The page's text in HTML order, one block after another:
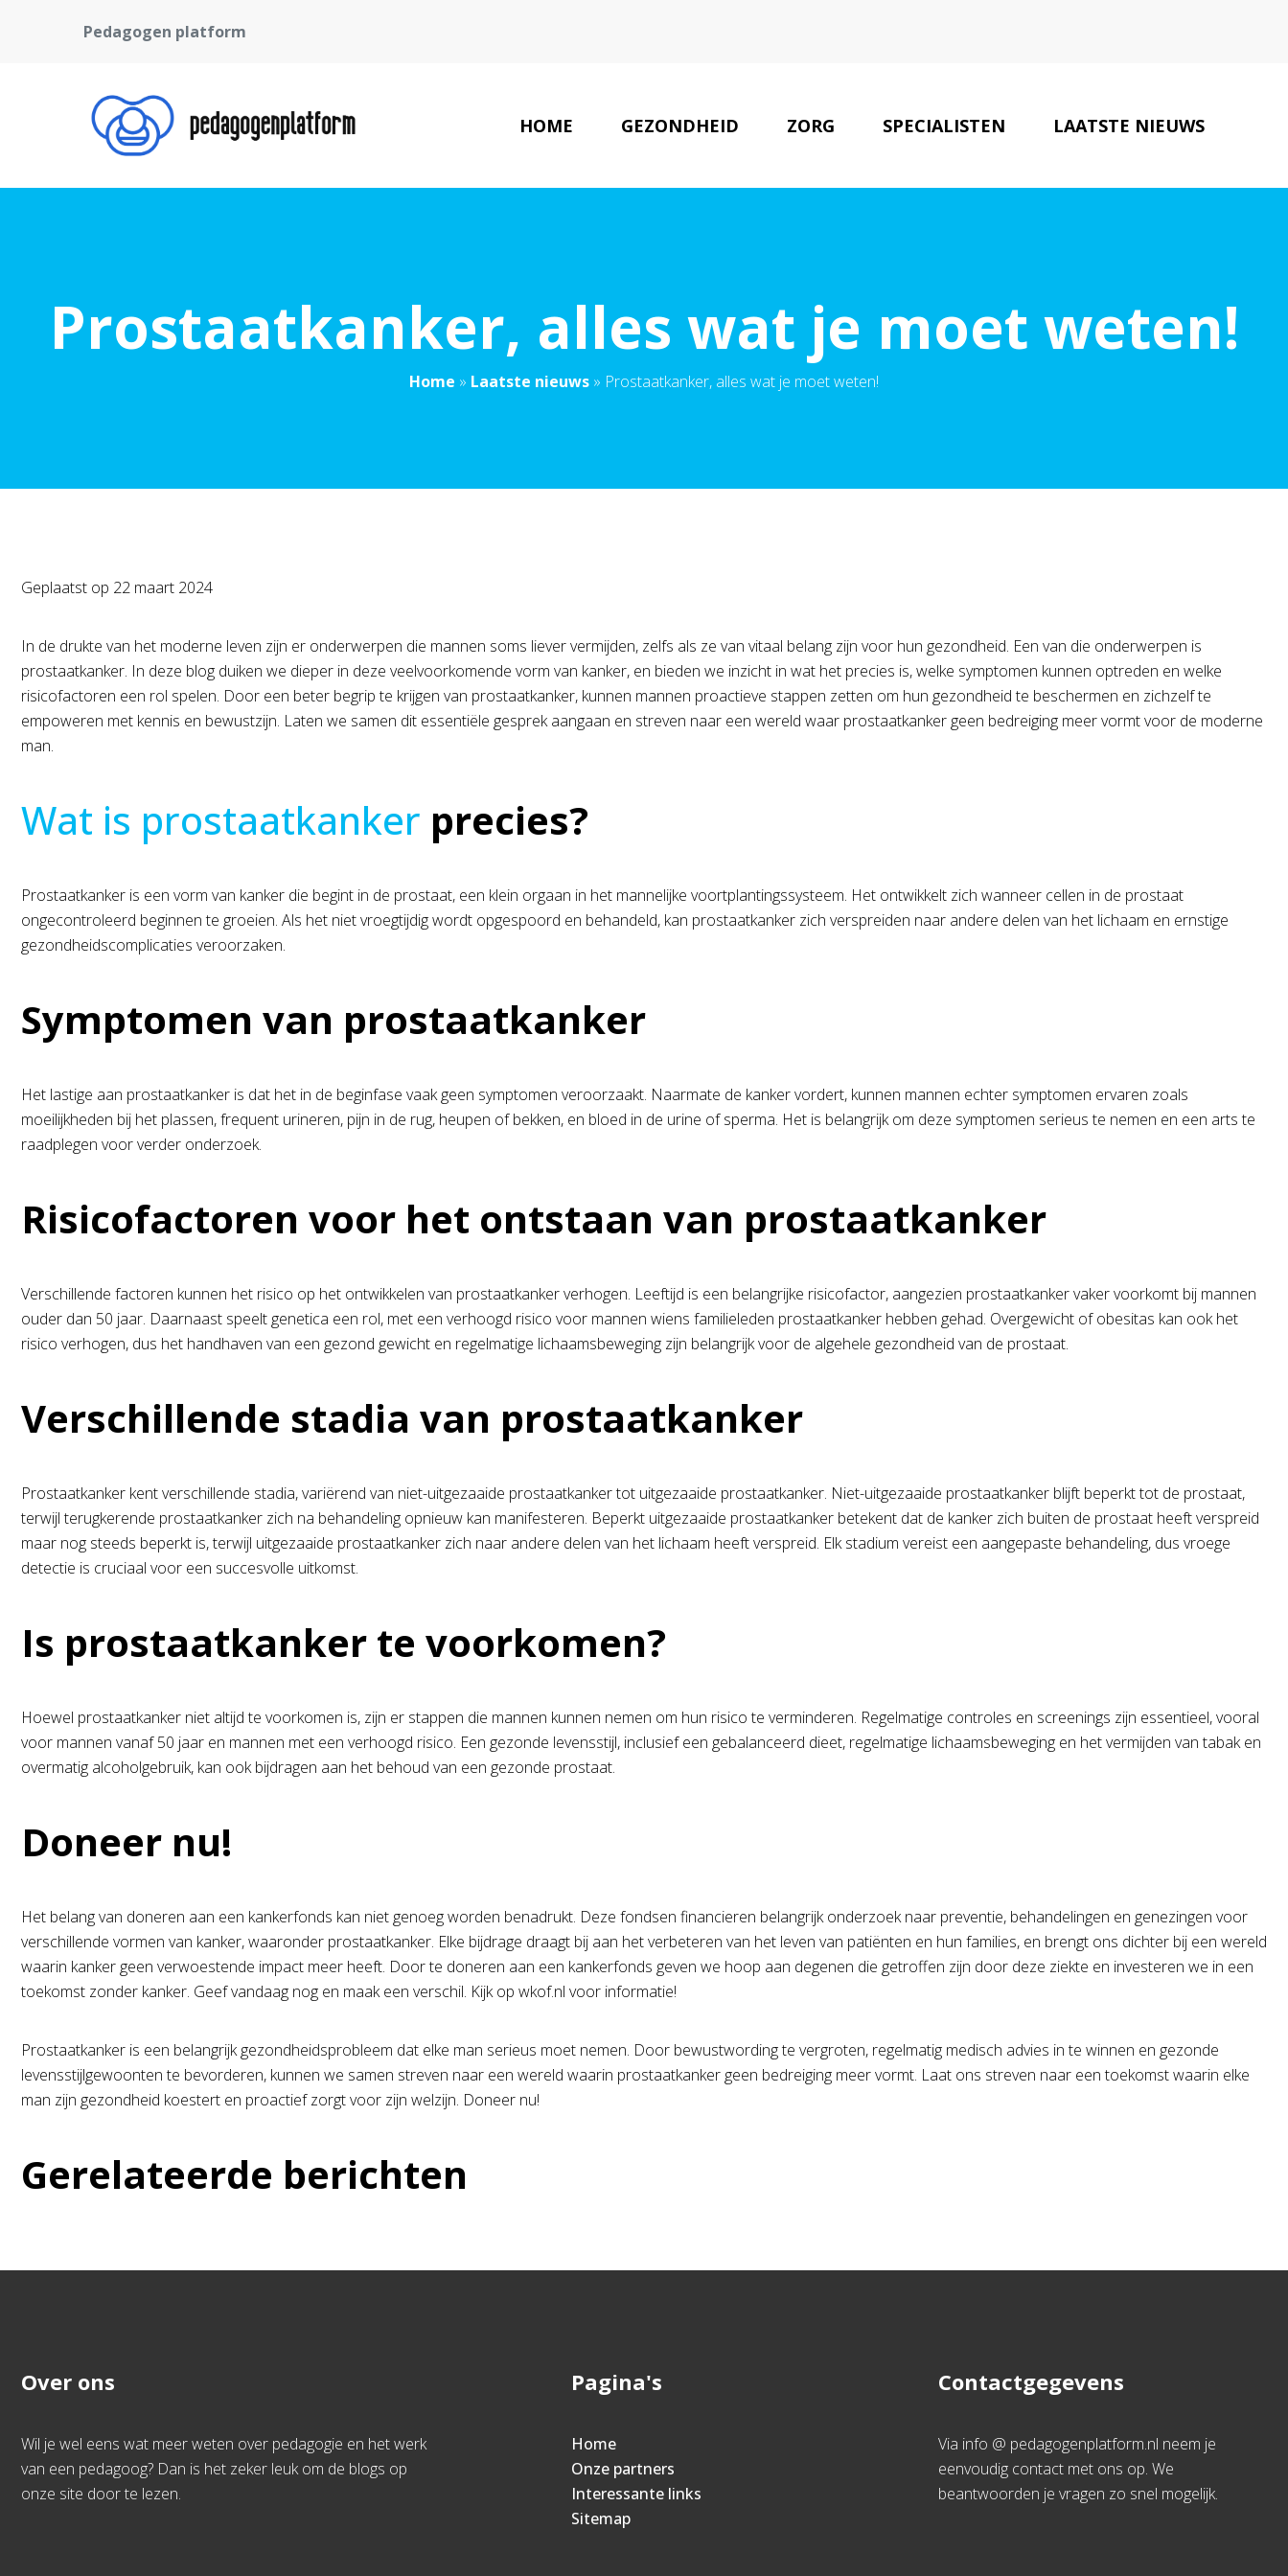
Pedagogen platform
HOME GEZONDHEID ZORG SPECIALISTEN LAATSTE NIEUWS
Prostaatkanker, alles wat je moet weten!
Home » Laatste nieuws » Prostaatkanker, alles wat je moet weten!
Geplaatst op 22 maart 2024
In de drukte van het moderne leven zijn er onderwerpen die mannen soms liever vermijden, zelfs als ze van vitaal belang zijn voor hun gezondheid. Een van die onderwerpen is
prostaatkanker. In deze blog duiken we dieper in deze veelvoorkomende vorm van kanker, en bieden we inzicht in wat het precies is, welke symptomen kunnen optreden en welke
risicofactoren een rol spelen. Door een beter begrip te krijgen van prostaatkanker, kunnen mannen proactieve stappen zetten om hun gezondheid te beschermen en zichzelf te
empoweren met kennis en bewustzijn. Laten we samen dit essentiële gesprek aangaan en streven naar een wereld waar prostaatkanker geen bedreiging meer vormt voor de moderne
man.
Wat is prostaatkanker precies?
Prostaatkanker is een vorm van kanker die begint in de prostaat, een klein orgaan in het mannelijke voortplantingssysteem. Het ontwikkelt zich wanneer cellen in de prostaat
ongecontroleerd beginnen te groeien. Als het niet vroegtijdig wordt opgespoord en behandeld, kan prostaatkanker zich verspreiden naar andere delen van het lichaam en ernstige
gezondheidscomplicaties veroorzaken.
Symptomen van prostaatkanker
Het lastige aan prostaatkanker is dat het in de beginfase vaak geen symptomen veroorzaakt. Naarmate de kanker vordert, kunnen mannen echter symptomen ervaren zoals
moeilijkheden bij het plassen, frequent urineren, pijn in de rug, heupen of bekken, en bloed in de urine of sperma. Het is belangrijk om deze symptomen serieus te nemen en een arts te
raadplegen voor verder onderzoek.
Risicofactoren voor het ontstaan van prostaatkanker
Verschillende factoren kunnen het risico op het ontwikkelen van prostaatkanker verhogen. Leeftijd is een belangrijke risicofactor, aangezien prostaatkanker vaker voorkomt bij mannen
ouder dan 50 jaar. Daarnaast speelt genetica een rol, met een verhoogd risico voor mannen wiens familieleden prostaatkanker hebben gehad. Overgewicht of obesitas kan ook het
risico verhogen, dus het handhaven van een gezond gewicht en regelmatige lichaamsbeweging zijn belangrijk voor de algehele gezondheid van de prostaat.
Verschillende stadia van prostaatkanker
Prostaatkanker kent verschillende stadia, variërend van niet-uitgezaaide prostaatkanker tot uitgezaaide prostaatkanker. Niet-uitgezaaide prostaatkanker blijft beperkt tot de prostaat,
terwijl terugkerende prostaatkanker zich na behandeling opnieuw kan manifesteren. Beperkt uitgezaaide prostaatkanker betekent dat de kanker zich buiten de prostaat heeft verspreid
maar nog steeds beperkt is, terwijl uitgezaaide prostaatkanker zich naar andere delen van het lichaam heeft verspreid. Elk stadium vereist een aangepaste behandeling, dus vroege
detectie is cruciaal voor een succesvolle uitkomst.
Is prostaatkanker te voorkomen?
Hoewel prostaatkanker niet altijd te voorkomen is, zijn er stappen die mannen kunnen nemen om hun risico te verminderen. Regelmatige controles en screenings zijn essentieel, vooral
voor mannen vanaf 50 jaar en mannen met een verhoogd risico. Een gezonde levensstijl, inclusief een gebalanceerd dieet, regelmatige lichaamsbeweging en het vermijden van tabak en
overmatig alcoholgebruik, kan ook bijdragen aan het behoud van een gezonde prostaat.
Doneer nu!
Het belang van doneren aan een kankerfonds kan niet genoeg worden benadrukt. Deze fondsen financieren belangrijk onderzoek naar preventie, behandelingen en genezingen voor
verschillende vormen van kanker, waaronder prostaatkanker. Elke bijdrage draagt bij aan het verbeteren van het leven van patiënten en hun families, en brengt ons dichter bij een wereld
waarin kanker geen verwoestende impact meer heeft. Door te doneren aan een kankerfonds geven we hoop aan degenen die getroffen zijn door deze ziekte en investeren we in een
toekomst zonder kanker. Geef vandaag nog en maak een verschil. Kijk op wkof.nl voor informatie!
Prostaatkanker is een belangrijk gezondheidsprobleem dat elke man serieus moet nemen. Door bewustwording te vergroten, regelmatig medisch advies in te winnen en gezonde
levensstijlgewoonten te bevorderen, kunnen we samen streven naar een wereld waarin prostaatkanker geen bedreiging meer vormt. Laat ons streven naar een toekomst waarin elke
man zijn gezondheid koestert en proactief zorgt voor zijn welzijn. Doneer nu!
Gerelateerde berichten
Over ons
Wil je wel eens wat meer weten over pedagogie en het werk
van een pedagoog? Dan is het zeker leuk om de blogs op
onze site door te lezen.
Pagina's
Home
Onze partners
Interessante links
Sitemap
Contactgegevens
Via info @ pedagogenplatform.nl neem je
eenvoudig contact met ons op. We
beantwoorden je vragen zo snel mogelijk.